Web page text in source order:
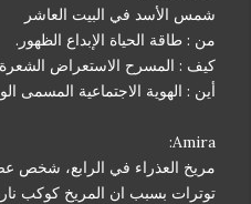
شمس الأسد في البيت العاشر
من : طاقة الحياة الإبداع الظهور.
كيف : المسرح الاستعراض
أين : الهوية الاجتماعية المسمى
Amira:
مريخ العذراء في الرابع، شخص
توترات بسبب ان المريخ كوكب